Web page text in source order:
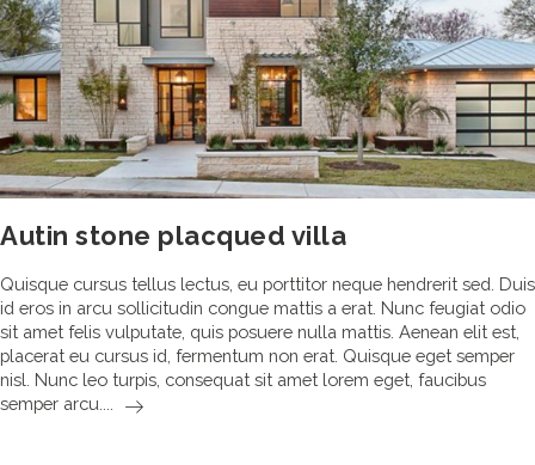
Autin stone placqued villa
Quisque cursus tellus lectus, eu porttitor neque hendrerit sed. Duis
id eros in arcu sollicitudin congue mattis a erat. Nunc feugiat odio
sit amet felis vulputate, quis posuere nulla mattis. Aenean elit est,
placerat eu cursus id, fermentum non erat. Quisque eget semper
nisl. Nunc leo turpis, consequat sit amet lorem eget, faucibus
semper arcu....
Autin